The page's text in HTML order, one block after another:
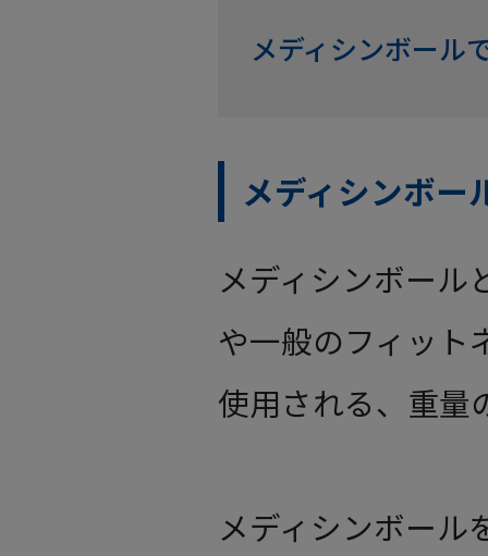
メディシンボール
メディシンボー
メディシンボール
や一般のフィット
使用される、重量
メディシンボール